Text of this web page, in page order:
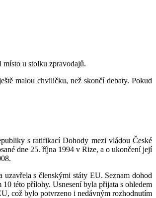
místo u stolku zpravodajů.
malou chviličku, než skončí debaty. Pokud
s ratifikací Dohody mezi vládou České
dne 25. října 1994 v Rize, a o ukončení její
s členskými státy EU. Seznam dohod
této přílohy. Usnesení byla přijata s ohledem
což bylo potvrzeno i nedávným rozhodnutím